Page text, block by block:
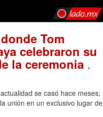
Tom
celebraron su
la ceremonia .
se casó hace meses;
unión en un exclusivo lugar de